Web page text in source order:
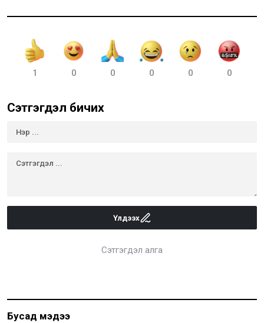
1 0 0 0 0 0
Сэтгэгдэл бичих
Үлдээх
Сэтгэгдэл алга
Бусад мэдээ